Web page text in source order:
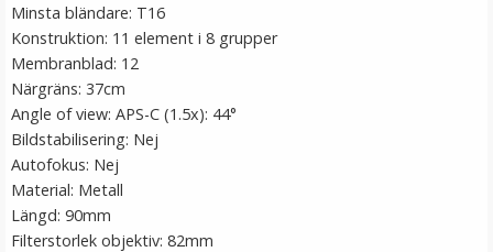
LÄGG I VARUKORG
Minsta bländare: T16
Konstruktion: 11 element i 8 grupper
Membranblad: 12
Närgräns: 37cm
Angle of view: APS-C (1.5x): 44°
Bildstabilisering: Nej
Autofokus: Nej
Material: Metall
Längd: 90mm
Filterstorlek objektiv: 82mm